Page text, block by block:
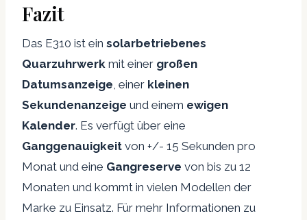
Fazit
Das E310 ist ein solarbetriebenes
Quarzuhrwerk mit einer großen
Datumsanzeige, einer kleinen
Sekundenanzeige und einem ewigen
Kalender. Es verfügt über eine
Ganggenauigkeit von +/- 15 Sekunden pro
Monat und eine Gangreserve von bis zu 12
Monaten und kommt in vielen Modellen der
Marke zu Einsatz. Für mehr Informationen zu